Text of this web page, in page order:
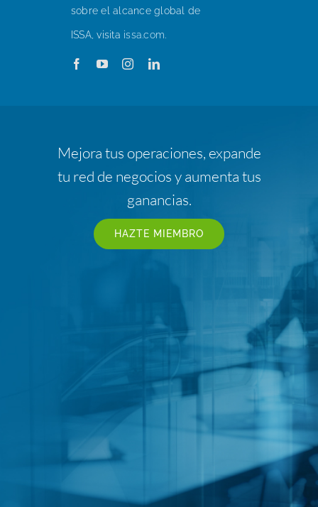
sobre el alcance global de
ISSA, visita issa.com.
Mejora tus operaciones, expande
tu red de negocios y aumenta tus
ganancias.
HAZTE MIEMBRO